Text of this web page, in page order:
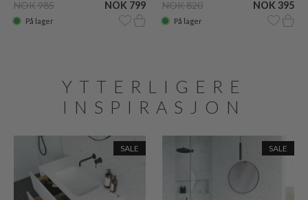
NOK 985 NOK 799
På lager
NOK 820 NOK 395
På lager
YTTERLIGERE
INSPIRASJON
SALE SALE